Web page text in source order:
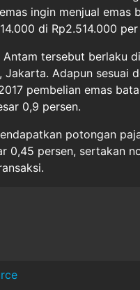
ingin menjual emas
di Rp2.514.000
Antam tersebut berlaku
Jakarta. Adapun sesuai
pembelian emas
0,9 persen.
potongan
0,45 persen, sertakan